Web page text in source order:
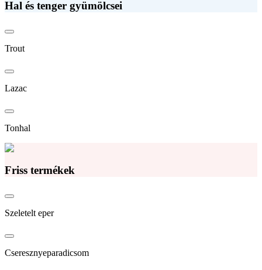
Hal és tenger gyümölcsei
Trout
Lazac
Tonhal
Friss termékek
Szeletelt eper
Cseresznyeparadicsom